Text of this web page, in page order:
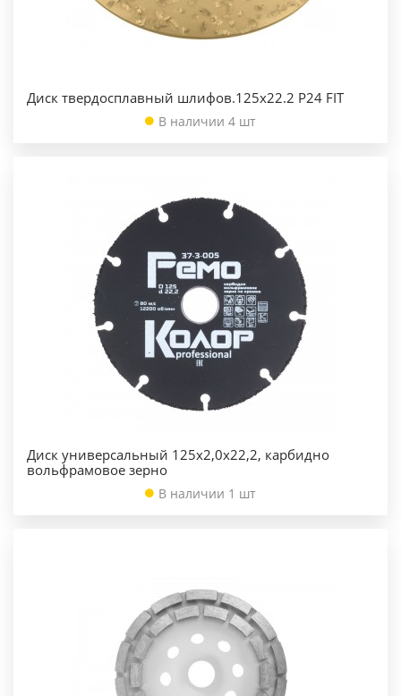
Диск твердосплавный шлифов.125х22.2 Р24 FIT
В наличии 4 шт
Диск универсальный 125х2,0х22,2, карбидно
вольфрамовое зерно
В наличии 1 шт